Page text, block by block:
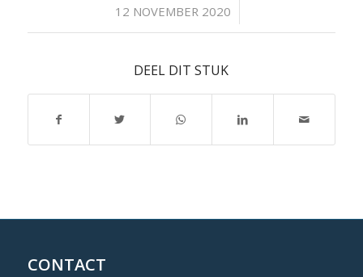
12 NOVEMBER 2020
/
DEEL DIT STUK
CONTACT